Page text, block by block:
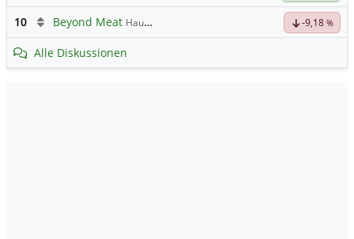
10 Beyond Meat Hauptdiskussion -9,18 %
Alle Diskussionen